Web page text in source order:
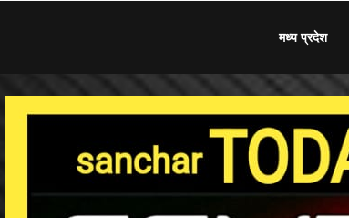
मध्य प्रदेश